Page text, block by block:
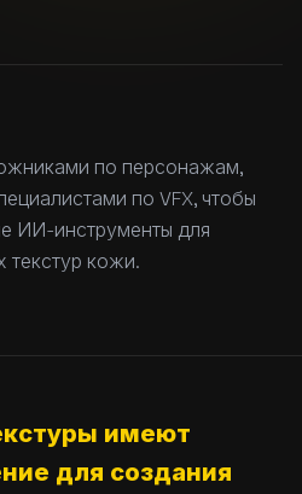
по персонажам,
по VFX, чтобы
ИИ-инструменты для
текстур кожи.
имеют
для создания